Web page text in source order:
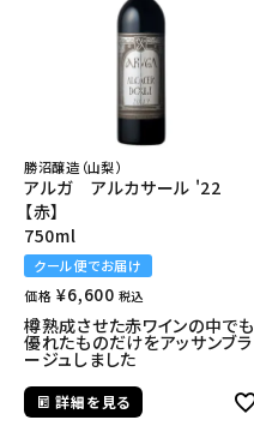
勝沼醸造（山梨）
アルガ アルカサール '22
【赤】
750ml
クール便でお届け
価格 ¥6,600 税込
樽熟成させた赤ワインの中でも
優れたものだけをアッサンブラ
ージュしました
詳細を見る